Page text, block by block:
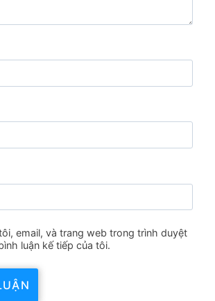
email, và trang web trong trình duyệt
luận kế tiếp của tôi.